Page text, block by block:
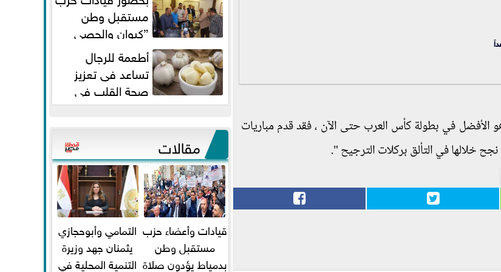
الأفضل في بطولة كأس العرب حتى الآن ، فقد قدم مباريات
خلالها في التألق بركلات الترجيح ".
مستقبل وطن
”كيوان والحصي
والتمامي وابوحجازي وعيسي” أمانه
كفر...
أطعمة للرجال
تساعد فى تعزيز
صحة القلب فى
سن الأربعين
مقالات
قيادات وأعضاء حزب
مستقبل وطن
بدمياط يؤدون صلاة
التمامي وأبوحجازي
يثمنان جهد وزيرة
التنمية المحلية في